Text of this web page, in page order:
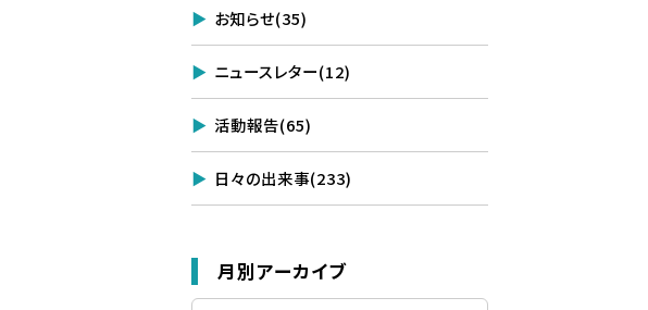
お知らせ(35)
ニュースレター(12)
活動報告(65)
日々の出来事(233)
月別アーカイブ